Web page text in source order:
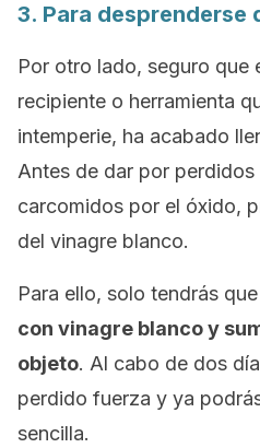
3. Para desprenderse
Por otro lado, seguro que
recipiente o herramienta
intemperie, ha acabado
Antes de dar por
carcomidos por el óxido,
del vinagre blanco.
Para ello, solo tendrás que
con vinagre blanco y
objeto. Al cabo de dos
perdido fuerza y ya
sencilla.